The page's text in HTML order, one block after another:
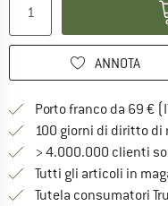
ANNOTA
Porto franco da 69 €
100 giorni di diritto di
> 4.000.000 clienti
Tutti gli articoli in
Tutela consumatori